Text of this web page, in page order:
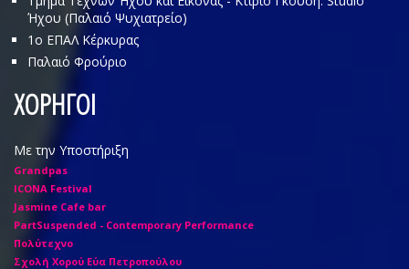
Ήχου (Παλαιό Ψυχιατρείο)
1o ΕΠΑΛ Κέρκυρας
Παλαιό Φρούριο
ΧΟΡΗΓΟΙ
Με την Υποστήριξη
Grandpas
ICONA Festival
Jasmine Cafe bar
PartSuspended - Contemporary Performance
Πολύτεχνο
Σχολή Χορού Εύα Πετροπούλου